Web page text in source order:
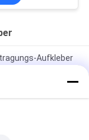
Aufkleber
Aufkleber-
diekleid Silikon